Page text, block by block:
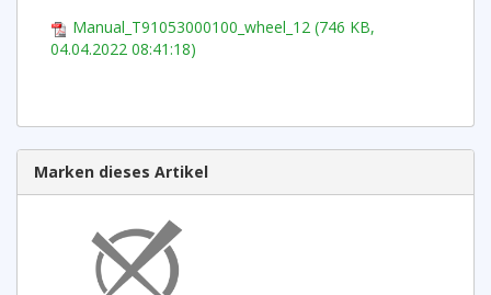
Manual_T91053000100_wheel_12 (746 KB,
04.04.2022 08:41:18)
Marken dieses Artikel